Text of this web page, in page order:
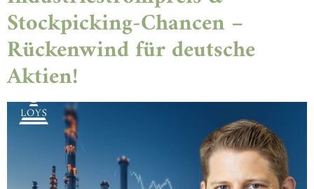
Stockpicking-Chancen –
Rückenwind für deutsche
Aktien!